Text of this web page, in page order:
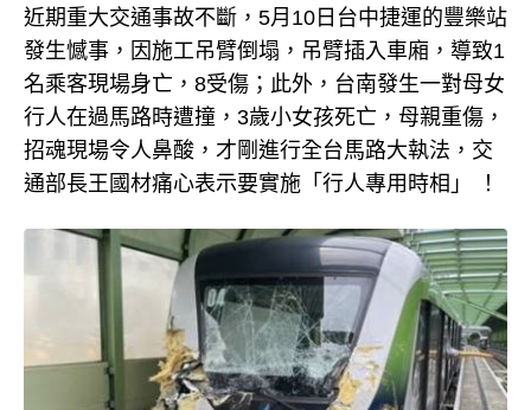
近期重大交通事故不斷，5月10日台中捷運的豐樂站
發生憾事，因施工吊臂倒塌，吊臂插入車廂，導致1
名乘客現場身亡，8受傷；此外，台南發生一對母女
行人在過馬路時遭撞，3歲小女孩死亡，母親重傷，
招魂現場令人鼻酸，才剛進行全台馬路大執法，交
通部長王國材痛心表示要實施「行人專用時相」 ！